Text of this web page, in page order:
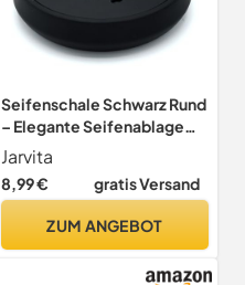
Seifenschale Schwarz Rund
– Elegante Seifenablage
Waschbecken mit Ablauf –
2-teiliger Seifenhalter
Kunststoff –
für Bad & Dusche - soap
Jarvita
8,99 € gratis Versand
ZUM ANGEBOT